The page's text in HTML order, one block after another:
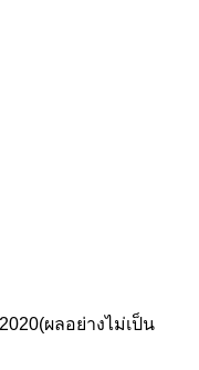
ผลอย่างไม่เป็น